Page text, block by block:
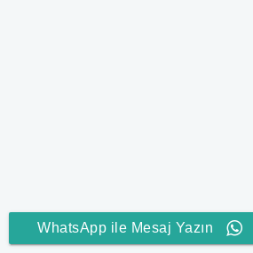
WhatsApp ile Mesaj Yazın